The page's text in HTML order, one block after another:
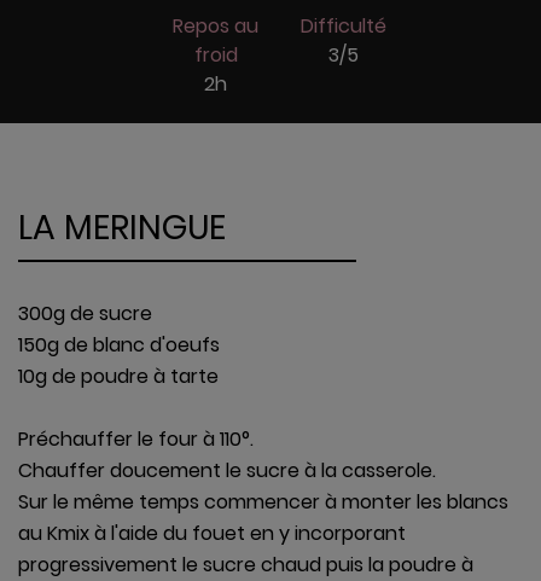
Repos au
froid
2h
Difficulté
3/5
LA MERINGUE
300g de sucre
150g de blanc d'oeufs
10g de poudre à tarte
Préchauffer le four à 110°.
Chauffer doucement le sucre à la casserole.
Sur le même temps commencer à monter les blancs
au Kmix à l'aide du fouet en y incorporant
progressivement le sucre chaud puis la poudre à